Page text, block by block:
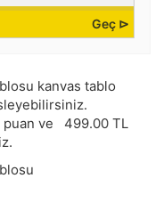
Geç ⊳
kanvas tablo
puan ve 499.00 TL